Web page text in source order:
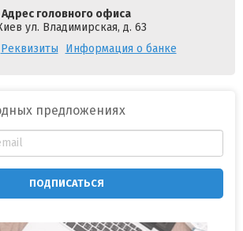
Адрес головного офиса
ул. Владимирская, д. 63
Реквизиты Информация о банке
предложениях
ПОДПИСАТЬСЯ